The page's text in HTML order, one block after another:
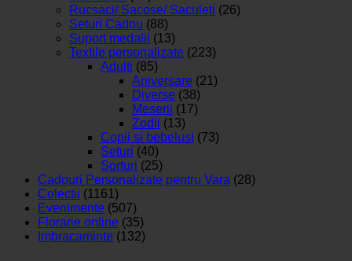
Rucsaci/ Sacose/ Saculeti (26)
Seturi Cadou (88)
Suport medalii (13)
Textile personalizate (223)
Adulti (85)
Aniversare (21)
Diverse (38)
Meserii (17)
Zodii (13)
Copii si bebelusi (73)
Seturi (40)
Sorturi (25)
Cadouri Personalizate pentru Vara (28)
Colectii (1161)
Evenimente (507)
Florarie online (35)
Imbracaminte (132)